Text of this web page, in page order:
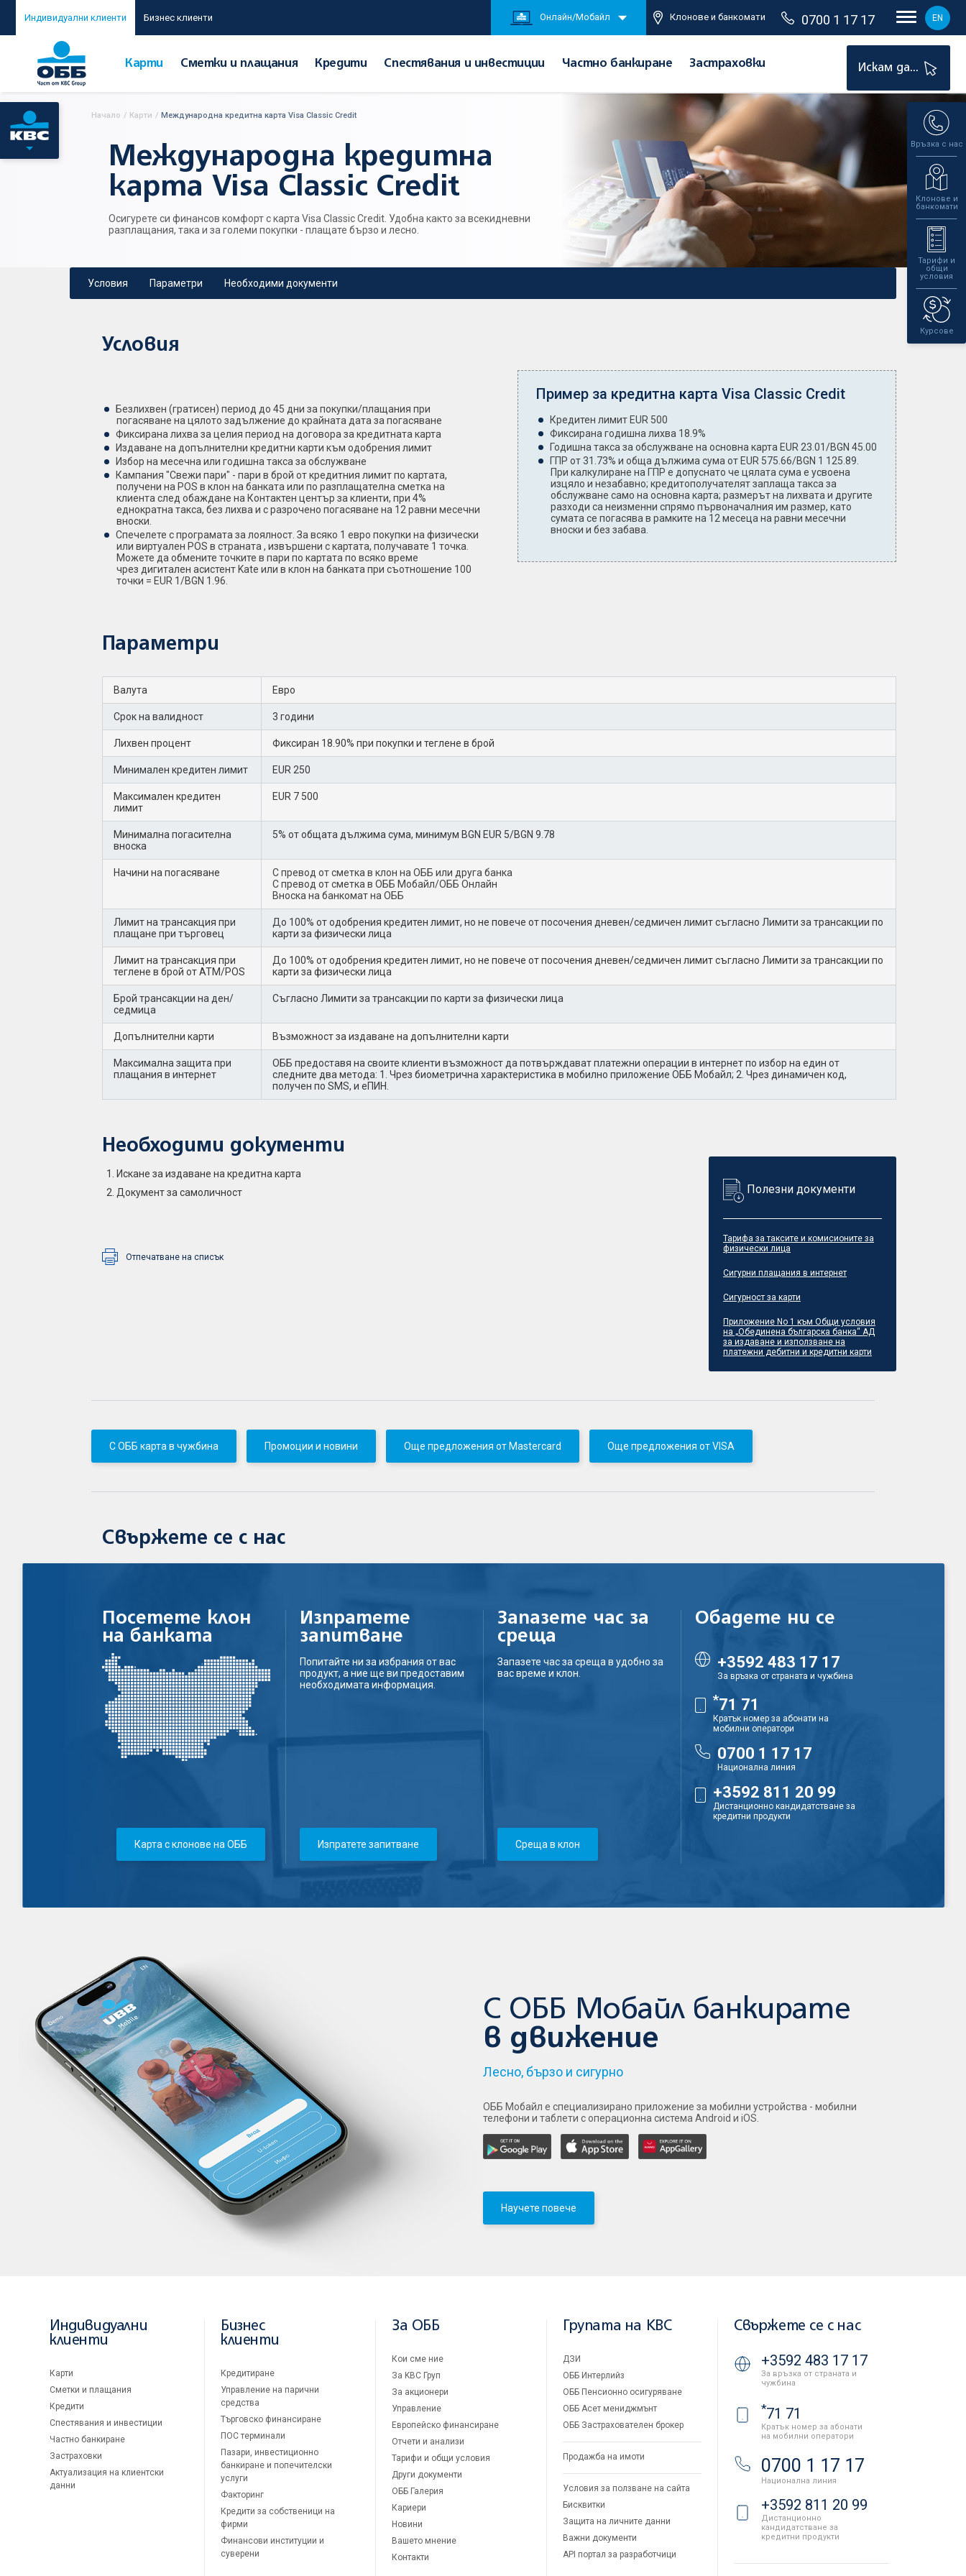
Индивидуални клиенти Бизнес клиенти Онлайн/Мобайл Клонове и банкомати 0700 1 17 17 EN
Карти Сметки и плащания Кредити Спестявания и инвестиции Частно банкиране Застраховки Искам да...
Връзка с нас
Клонове и
банкомати
Тарифи и
общи
условия
Курсове
Начало / Карти / Международна кредитна карта Visa Classic Credit
Международна кредитна
карта Visa Classic Credit
Осигурете си финансов комфорт с карта Visa Classic Credit. Удобна както за всекидневни
разплащания, така и за големи покупки - плащате бързо и лесно.
Условия Параметри Необходими документи
Условия
Безлихвен (гратисен) период до 45 дни за покупки/плащания при
погасяване на цялото задължение до крайната дата за погасяване
Фиксирана лихва за целия период на договора за кредитната карта
Издаване на допълнителни кредитни карти към одобрения лимит
Избор на месечна или годишна такса за обслужване
Кампания "Свежи пари" - пари в брой от кредитния лимит по картата,
получени на POS в клон на банката или по разплащателна сметка на
клиента след обаждане на Контактен център за клиенти, при 4%
еднократна такса, без лихва и с разрочено погасяване на 12 равни месечни
вноски.
Спечелете с програмата за лоялност. За всяко 1 евро покупки на физически
или виртуален POS в страната , извършени с картата, получавате 1 точка.
Можете да обмените точките в пари по картата по всяко време
чрез дигитален асистент Kate или в клон на банката при съотношение 100
точки = EUR 1/BGN 1.96.
Пример за кредитна карта Visa Classic Credit
Кредитен лимит EUR 500
Фиксирана годишна лихва 18.9%
Годишна такса за обслужване на основна карта EUR 23.01/BGN 45.00
ГПР от 31.73% и обща дължима сума от EUR 575.66/BGN 1 125.89.
При калкулиране на ГПР е допуснато че цялата сума е усвоена
изцяло и незабавно; кредитополучателят заплаща такса за
обслужване само на основна карта; размерът на лихвата и другите
разходи са неизменни спрямо първоначалния им размер, като
сумата се погасява в рамките на 12 месеца на равни месечни
вноски и без забава.
Параметри
Валута Eвро
Срок на валидност 3 години
Лихвен процент Фиксиран 18.90% при покупки и теглене в брой
Минимален кредитен лимит EUR 250
Максимален кредитен
лимит
EUR 7 500
Минимална погасителна
вноска
5% от общата дължима сума, минимум BGN EUR 5/BGN 9.78
Начини на погасяване
С превод от сметка в клон на ОББ или друга банка
С превод от сметка в ОББ Мобайл/ОББ Онлайн
Вноска на банкомат на ОББ
Лимит на трансакция при
плащане при търговец
До 100% от одобрения кредитен лимит, но не повече от посочения дневен/седмичен лимит съгласно Лимити за трансакции по
карти за физически лица
Лимит на трансакция при
теглене в брой от АТМ/POS
До 100% от одобрения кредитен лимит, но не повече от посочения дневен/седмичен лимит съгласно Лимити за трансакции по
карти за физически лица
Брой трансакции на ден/
седмица
Съгласно Лимити за трансакции по карти за физически лица
Допълнителни карти Възможност за издаване на допълнителни карти
Максимална защита при
плащания в интернет
ОББ предоставя на своите клиенти възможност да потвърждават платежни операции в интернет по избор на един от
следните два метода: 1. Чрез биометрична характеристика в мобилно приложение ОББ Мобайл; 2. Чрез динамичен код,
получен по SMS, и еПИН.
Необходими документи
Искане за издаване на кредитна карта
Документ за самоличност
Отпечатване на списък
Полезни документи
Тарифа за таксите и комисионите за
физически лица
Сигурни плащания в интернет
Сигурност за карти
Приложение No 1 към Общи условия
на „Обединена българска банка“ АД
за издаване и използване на
платежни дебитни и кредитни карти
С ОББ карта в чужбина Промоции и новини Още предложения от Mastercard Още предложения от VISA
Свържете се с нас
Посетете клон
на банката
Карта с клонове на ОББ
Изпратете
запитване
Попитайте ни за избрания от вас
продукт, а ние ще ви предоставим
необходимата информация.
Изпратете запитване
Запазете час за
среща
Запазете час за среща в удобно за
вас време и клон.
Среща в клон
Обадете ни се
+3592 483 17 17
За връзка от страната и чужбина
*71 71
Кратък номер за абонати на
мобилни оператори
0700 1 17 17
Национална линия
+3592 811 20 99
Дистанционно кандидатстване за
кредитни продукти
С ОББ Мобайл банкирате
в движение
Лесно, бързо и сигурно
ОББ Мобайл е специализирано приложение за мобилни устройства - мобилни
телефони и таблети с операционна система Android и iOS.
Научете повече
Индивидуални
клиенти
Карти
Сметки и плащания
Кредити
Спестявания и инвестиции
Частно банкиране
Застраховки
Актуализация на клиентски
данни
Бизнес
клиенти
Кредитиране
Управление на парични
средства
Търговско финансиране
ПОС терминали
Пазари, инвестиционно
банкиране и попечителски
услуги
Факторинг
Кредити за собственици на
фирми
Финансови институции и
суверени
За ОББ
Кои сме ние
За KBC Груп
За акционери
Управление
Европейско финансиране
Отчети и анализи
Тарифи и общи условия
Други документи
ОББ Галерия
Кариери
Новини
Вашето мнение
Контакти
Групата на KBC
ДЗИ
ОББ Интерлийз
ОББ Пенсионно осигуряване
ОББ Асет мениджмънт
ОББ Застрахователен брокер
Продажба на имоти
Условия за ползване на сайта
Бисквитки
Защита на личните данни
Важни документи
API портал за разработчици
Свържете се с нас
+3592 483 17 17
За връзка от страната и
чужбина
*71 71
Кратък номер за абонати
на мобилни оператори
0700 1 17 17
Национална линия
+3592 811 20 99
Дистанционно
кандидатстване за
кредитни продукти